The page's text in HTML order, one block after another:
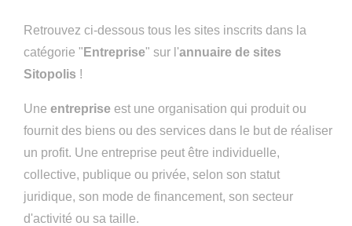
Retrouvez ci-dessous tous les sites inscrits dans la
catégorie " Entreprise" sur l'annuaire de sites
Sitopolis !
Uneentreprise est une organisation qui produit ou
fournit des biens ou des services dans le but de réaliser
un profit. Une entreprise peut être individuelle,
collective, publique ou privée, selon son statut
juridique, son mode de financement, son secteur
d'activité ou sa taille.